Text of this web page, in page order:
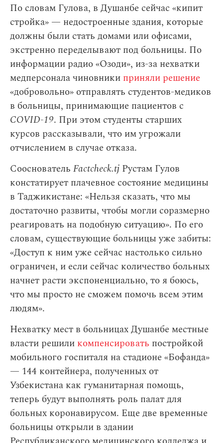
По словам Гулова, в Душанбе сейчас «кипит
стройка» — недостроенные здания, которые
должны были стать домами или офисами,
экстренно переделывают под больницы. По
информации радио «Озоди», из-за нехватки
медперсонала чиновники приняли решение
«добровольно» отправлять студентов-медиков
в больницы, принимающие пациентов с
COVID-19. При этом студенты старших
курсов рассказывали, что им угрожали
отчислением в случае отказа.
Сооснователь Factcheck.tj Рустам Гулов
констатирует плачевное состояние медицины
в Таджикистане: «Нельзя сказать, что мы
достаточно развиты, чтобы могли соразмерно
реагировать на подобную ситуацию». По его
словам, существующие больницы уже забиты:
«Доступ к ним уже сейчас настолько сильно
ограничен, и если сейчас количество больных
начнет расти экспоненциально, то я боюсь,
что мы просто не сможем помочь всем этим
людям».
Нехватку мест в больницах Душанбе местные
власти решили компенсировать постройкой
мобильного госпиталя на стадионе «Бофанда»
— 144 контейнера, полученных от
Узбекистана как гуманитарная помощь,
теперь будут выполнять роль палат для
больных коронавирусом. Еще две временные
больницы открыли в здании